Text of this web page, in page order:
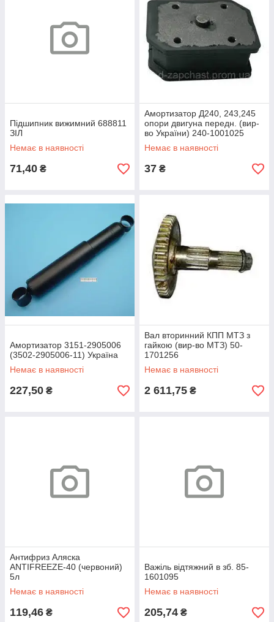
Підшипник вижимний 688811
ЗІЛ
Немає в наявності
71,40 ₴
Амортизатор Д240, 243,245
опори двигуна передн. (вир-
во України) 240-1001025
Немає в наявності
37 ₴
Амортизатор 3151-2905006
(3502-2905006-11) Україна
Немає в наявності
227,50 ₴
Вал вторинний КПП МТЗ з
гайкою (вир-во МТЗ) 50-
1701256
Немає в наявності
2 611,75 ₴
Антифриз Аляска
ANTIFREEZE-40 (червоний)
5л
Немає в наявності
119,46 ₴
Важіль відтяжний в зб. 85-
1601095
Немає в наявності
205,74 ₴